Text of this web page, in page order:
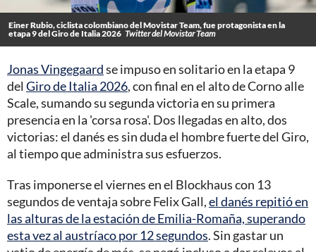
Einer Rubio, ciclista colombiano del Movistar Team, fue protagonista en la
etapa 9 del Giro de Italia 2026 Twitter del Movistar Team
Jonas Vingegaardse impuso en solitario en la etapa 9
del Giro de Italia 2026, con final en el alto de Corno alle
Scale, sumando su segunda victoria en su primera
presencia en la 'corsa rosa'. Dos llegadas en alto, dos
victorias: el danés es sin duda el hombre fuerte del Giro,
al tiempo que administra sus esfuerzos.
Tras imponerse el viernes en el Blockhaus con 13
segundos de ventaja sobre Felix Gall,el danés repitió en
las alturas de la estación de Emilia-Romaña, superando
esta vez al austríaco por 12 segundos. Sin gastar un